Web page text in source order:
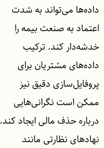
داده‌ها می‌تواند به شدت
اعتماد به صنعت بیمه را
خدشه‌دار کند. ترکیب
داده‌های مشتریان برای
پروفایل‌سازی دقیق نیز
ممکن است نگرانی‌هایی
درباره حذف مالی ایجاد کند.
نهادهای نظارتی مانند